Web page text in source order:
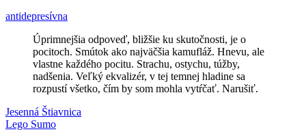
antidepresívna
Úprimnejšia odpoveď, bližšie ku skutočnosti, je o
pocitoch. Smútok ako najväčšia kamufláž. Hnevu, ale
vlastne každého pocitu. Strachu, ostychu, túžby,
nadšenia. Veľký ekvalizér, v tej temnej hladine sa
rozpustí všetko, čím by som mohla vytŕčať. Narušiť.
feministicképôrod
detízdravotná
Post
Previous
Post:
Jesenná Štiavnica
Next
Lego Sumo